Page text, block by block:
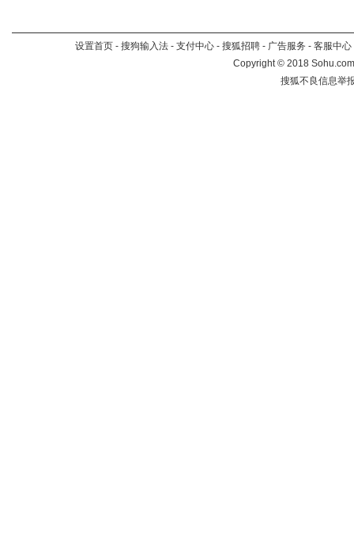
设置首页 - 搜狗输入法 - 支付中心 - 搜狐招聘 - 广告服务 - 客服中心
Copyright©2018
搜狐不良信息举